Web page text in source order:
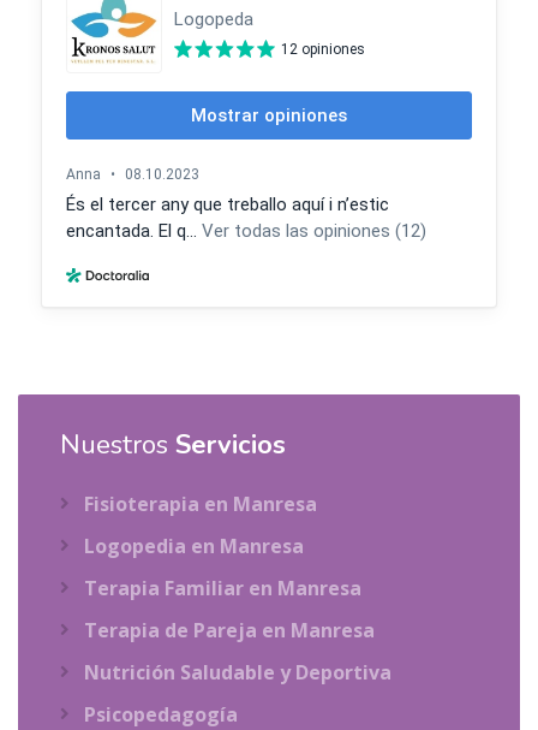
Nuestros Servicios
Fisioterapia en Manresa
Logopedia en Manresa
Terapia Familiar en Manresa
Terapia de Pareja en Manresa
Nutrición Saludable y Deportiva
Psicopedagogía